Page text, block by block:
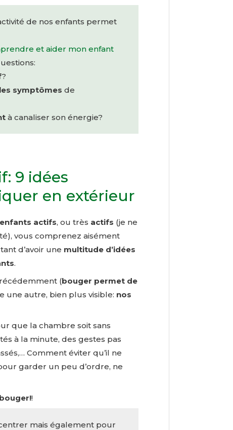
de nos enfants permet
et aider mon enfant
?
symptômes de
à canaliser son énergie?
9 idées
en extérieur
enfants actifs, ou très actifs (je ne
vous comprenez aisément
d’avoir une multitude d’idées
.
(bouger permet de
une autre, bien plus visible: nos
que la chambre soit sans
à la minute, des gestes pas
Comment éviter qu’il ne
garder un peu d’ordre, ne
!
mais également pour